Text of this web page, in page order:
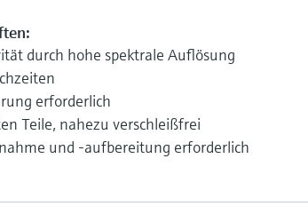
durch hohe spektrale Auflösung
erforderlich
Teile, nahezu verschleißfrei
und -aufbereitung erforderlich